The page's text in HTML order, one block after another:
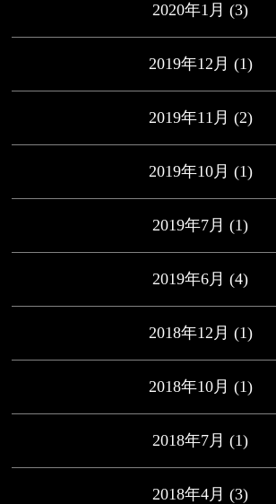
2020年1月 (3)
2019年12月 (1)
2019年11月 (2)
2019年10月 (1)
2019年7月 (1)
2019年6月 (4)
2018年12月 (1)
2018年10月 (1)
2018年7月 (1)
2018年4月 (3)